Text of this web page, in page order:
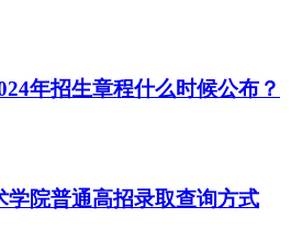
年招生章程什么时候公布？
学院普通高招录取查询方式